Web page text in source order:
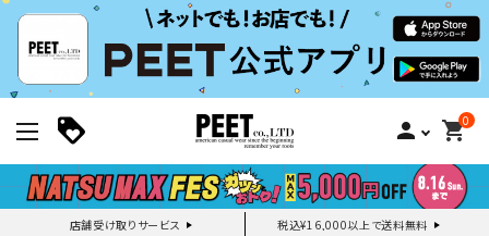
person 0
shopping_cart
店舗受け取りサービス 税込¥16,000以上で送料無料